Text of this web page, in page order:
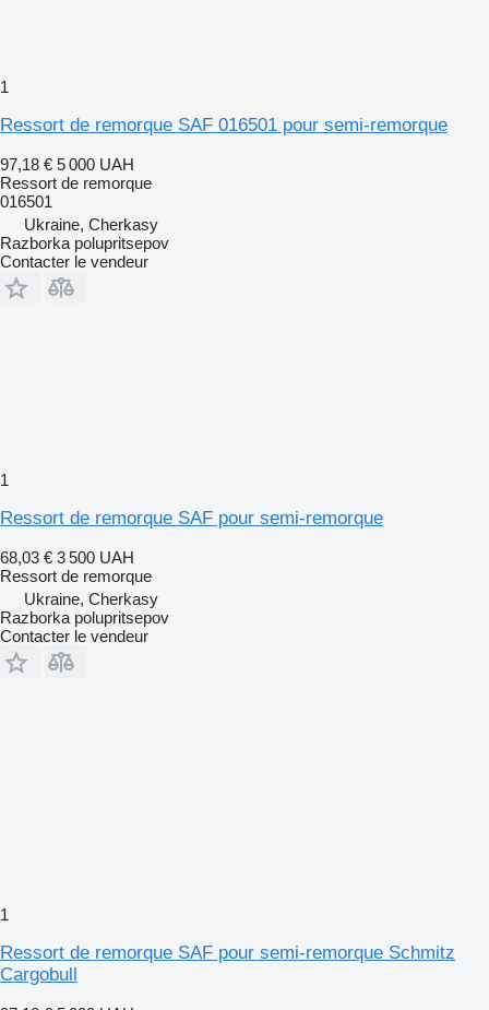
1
Ressort de remorque SAF 016501 pour semi-remorque
97,18 € 5 000 UAH
Ressort de remorque
016501
Ukraine, Cherkasy
Razborka polupritsepov
Contacter le vendeur
1
Ressort de remorque SAF pour semi-remorque
68,03 € 3 500 UAH
Ressort de remorque
Ukraine, Cherkasy
Razborka polupritsepov
Contacter le vendeur
1
Ressort de remorque SAF pour semi-remorque Schmitz
Cargobull